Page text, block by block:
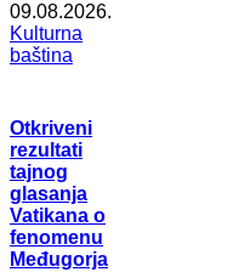
09.08.2026.
Kulturna
baština
Otkriveni
rezultati
tajnog
glasanja
Vatikana o
fenomenu
Međugorja